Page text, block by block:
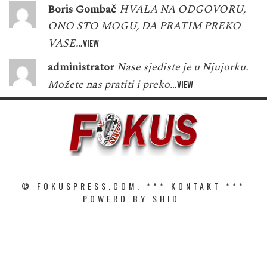
Boris Gombač HVALA NA ODGOVORU,
ONO STO MOGU, DA PRATIM PREKO
VASE…VIEW
administrator Nase sjediste je u Njujorku.
Možete nas pratiti i preko…VIEW
© FOKUSPRESS.COM. *** KONTAKT
***
POWERD BY SHID.